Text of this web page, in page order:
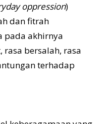
oppression)
dan fitrah
pada akhirnya
bersalah, rasa
terhadap